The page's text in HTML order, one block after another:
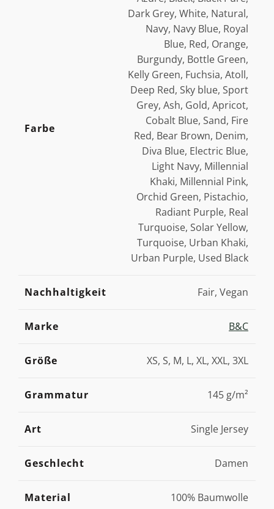
Farbe
Dark Grey, White, Natural,
Navy, Navy Blue, Royal
Blue, Red, Orange,
Burgundy, Bottle Green,
Kelly Green, Fuchsia, Atoll,
Deep Red, Sky blue, Sport
Grey, Ash, Gold, Apricot,
Cobalt Blue, Sand, Fire
Red, Bear Brown, Denim,
Diva Blue, Electric Blue,
Light Navy, Millennial
Khaki, Millennial Pink,
Orchid Green, Pistachio,
Radiant Purple, Real
Turquoise, Solar Yellow,
Turquoise, Urban Khaki,
Urban Purple, Used Black
Nachhaltigkeit Fair, Vegan
Marke B&C
Größe XS, S, M, L, XL, XXL, 3XL
Grammatur 145 g/m²
Art Single Jersey
Geschlecht Damen
Material 100% Baumwolle